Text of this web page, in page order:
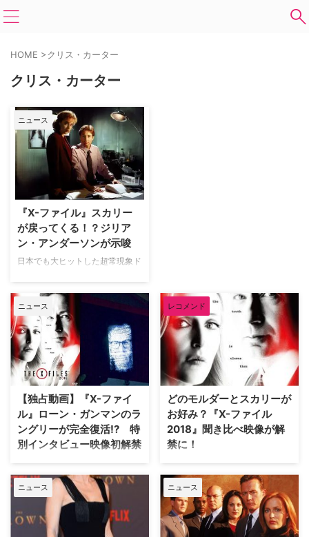
HOME >クリス・カーター
クリス・カーター
ニュース
『X-ファイル』スカリー
が戻ってくる！？ジリア
ン・アンダーソンが示唆
日本でも大ヒットした超常現象ド
ソンが、マーベル映画『ブラック
パンサー』シリーズを監督したラ
イアン・クーグラーが手掛けるリ
ブート版に出演の意志を見せてい
る。 出演をオファーされれば
「ノーとは言いません」 ジリア
ンは、『X-ファイル』シーズン1
～9と映画版2本に出演した後、
続編リブートとなる『X-ファイル
2016』と『X-ファイル 2018』で
もスカリー役を再演したが、その
見せておらず、本家シリーズの撮
影中に何度か精 …
ニュース
【独占動画】『X-ファイ
ル』ローン・ガンマンのラ
ングリーが完全復活!? 特
別インタビュー映像初解禁
2016年に完全復活するや否や世
界記録を樹立した『X-ファイル』
シリーズの最新シーズン『X-ファ
イル 2018』。同作で復活を果た
す人気キャラクター、ローン・ガ
ンマンのラングリー役でおなじみ
レコメンド
どのモルダーとスカリーが
お好み？『X-ファイル
2018』聞き比べ映像が解
禁に！
1993年に誕生し、今年で生誕25
周年を迎える大人気シリーズ『X-
ファイル』。早くも7月に日本初
上陸となる最新シーズン『X-ファ
イル2018』から、3種類のスポッ
ト映像が解禁された。 今回解禁
ニュース ニュース